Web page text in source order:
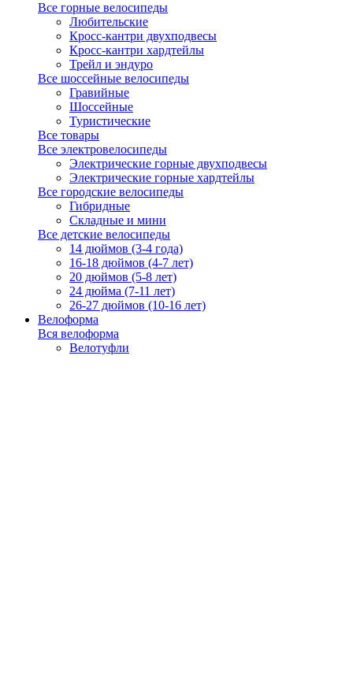
Все горные велосипеды
Любительские
Кросс-кантри двухподвесы
Кросс-кантри хардтейлы
Трейл и эндуро
Все шоссейные велосипеды
Гравийные
Шоссейные
Туристические
Все товары
Все электровелосипеды
Электрические горные двухподвесы
Электрические горные хардтейлы
Все городские велосипеды
Гибридные
Складные и мини
Все детские велосипеды
14 дюймов (3-4 года)
16-18 дюймов (4-7 лет)
20 дюймов (5-8 лет)
24 дюйма (7-11 лет)
26-27 дюймов (10-16 лет)
Велоформа
Вся велоформа
Велотуфли